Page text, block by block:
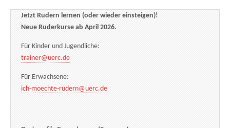
Jetzt Rudern lernen (oder wieder einsteigen)!
Neue Ruderkurse ab April 2026.
Für Kinder und Jugendliche:
trainer@uerc.de
Für Erwachsene:
ich-moechte-rudern@uerc.de